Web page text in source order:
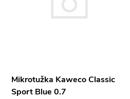
Mikrotužka Kaweco Classic
Sport Blue 0.7